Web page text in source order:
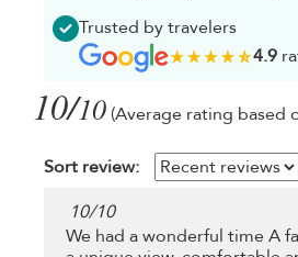
Trusted by travelers
4.9
10/10 (Average rating based
Sort review:
10/10
We had a wonderful time A